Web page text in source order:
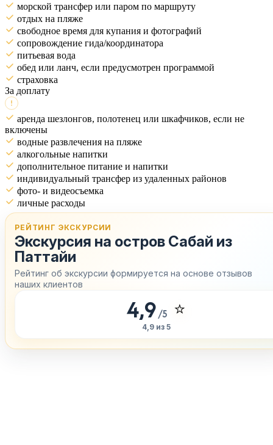
морской трансфер или паром по маршруту
отдых на пляже
свободное время для купания и фотографий
сопровождение гида/координатора
питьевая вода
обед или ланч, если предусмотрен программой
страховка
За доплату
аренда шезлонгов, полотенец или шкафчиков, если не
включены
водные развлечения на пляже
алкогольные напитки
дополнительное питание и напитки
индивидуальный трансфер из удаленных районов
фото- и видеосъемка
личные расходы
РЕЙТИНГ ЭКСКУРСИИ
Экскурсия на остров Сабай из
Паттайи
Рейтинг об экскурсии формируется на основе отзывов
наших клиентов
4,9/5 ⭐
4,9 из 5